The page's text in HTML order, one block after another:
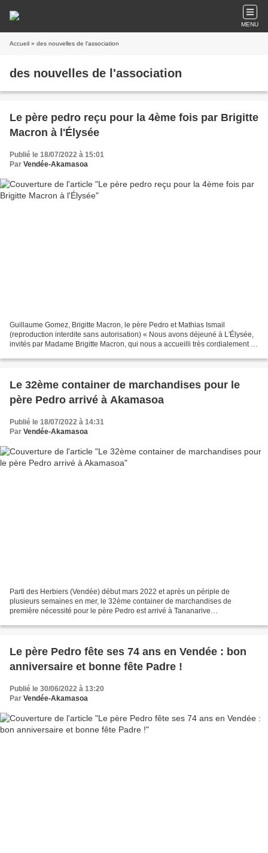
MENU
Accueil » des nouvelles de l'association
des nouvelles de l'association
Le père pedro reçu pour la 4ème fois par Brigitte
Macron à l'Élysée
Publié le 18/07/2022 à 15:01
Par Vendée-Akamasoa
Guillaume Gomez, Brigitte Macron, le père Pedro et Mathias Ismail
(reproduction interdite sans autorisation) « Nous avons déjeuné à L'Élysée,
invités par Madame Brigitte Macron, qui nous a accueilli très cordialement »
Le 32ème container de marchandises pour le
père Pedro arrivé à Akamasoa
Publié le 18/07/2022 à 14:31
Par Vendée-Akamasoa
Parti des Herbiers (Vendée) début mars 2022 et après un périple de
plusieurs semaines en mer, le 32ème container de marchandises de
première nécessité pour le père Pedro est arrivé à Tananarive
Le père Pedro fête ses 74 ans en Vendée : bon
anniversaire et bonne fête Padre !
Publié le 30/06/2022 à 13:20
Par Vendée-Akamasoa